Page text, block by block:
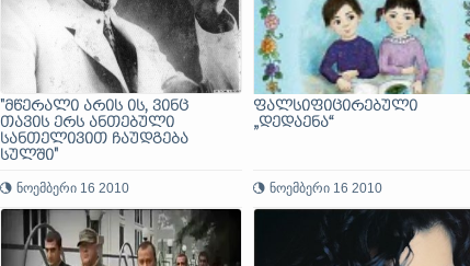
"მწერალი არის ის, ვინც
თავის ერს ანთებული
სანთელივით ჩაუდგება
სულში"
ნოემბერი 16 2010
ფალსიფიცირებული
„დედაენა“
ნოემბერი 16 2010